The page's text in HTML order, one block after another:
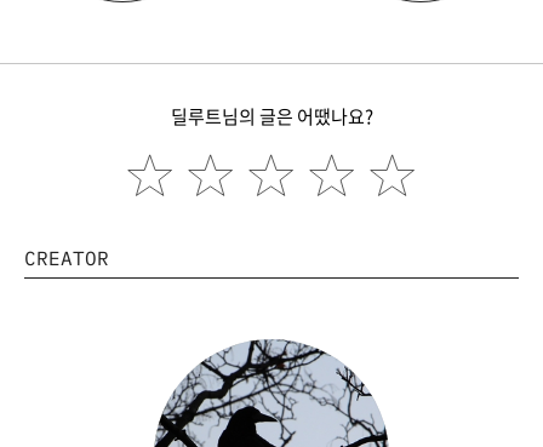
딜루트님의 글은 어땠나요?
CREATOR